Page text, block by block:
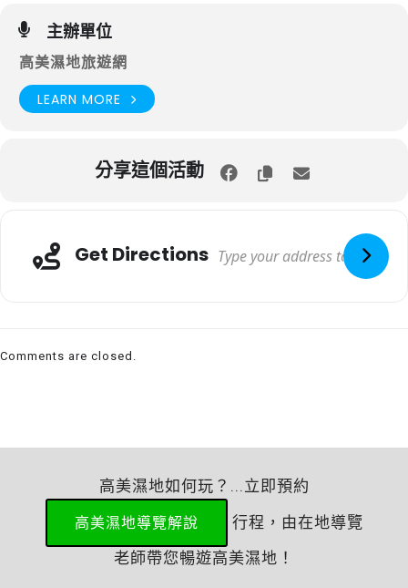
主辦單位
高美濕地旅遊網
LEARN MORE
分享這個活動
Get Directions
Comments are closed.
高美濕地如何玩？...立即預約
高美濕地導覽解說
行程，由在地導覽
老師帶您暢遊高美濕地！